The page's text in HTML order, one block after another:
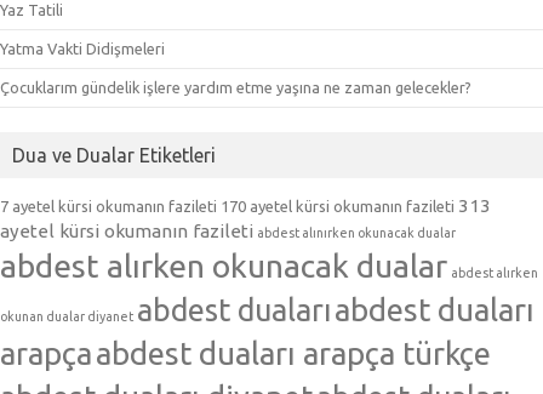
Yaz Tatili
Yatma Vakti Didişmeleri
Çocuklarım gündelik işlere yardım etme yaşına ne zaman gelecekler?
Dua ve Dualar Etiketleri
7 ayetel kürsi okumanın fazileti 170 ayetel kürsi okumanın fazileti 313
ayetel kürsi okumanın fazileti abdest alınırken okunacak dualar
abdest alırken okunacak dualar abdest alırken
okunan dualar diyanet abdest dualarıabdest duaları
arapçaabdest duaları arapça türkçe